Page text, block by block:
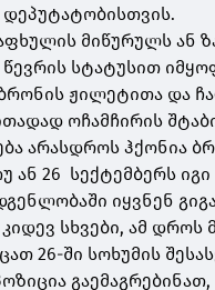
მიწურულს ან
სტატუსით
ჟილეტითა და
ოჩამჩირის
არასდროს ჰქონია
ან 26 სექტემბერს
იყვნენ
სხვები, ამ
26-ში სოხუმის